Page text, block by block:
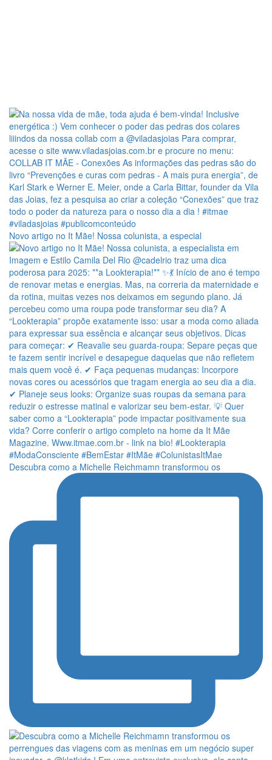
Novo artigo no It Mãe! Nossa colunista, a especial
Descubra como a Michelle Reichmamn transformou os